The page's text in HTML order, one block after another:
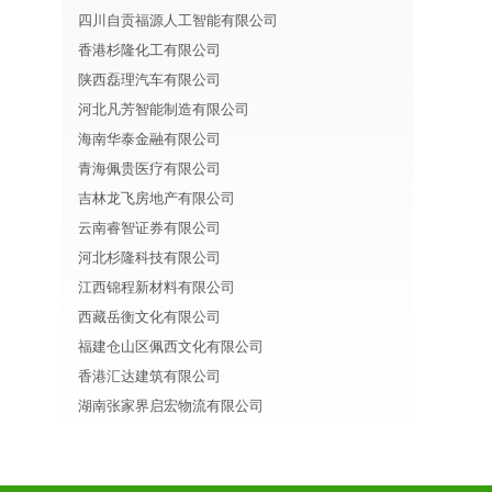
四川自贡福源人工智能有限公司
香港杉隆化工有限公司
陕西磊理汽车有限公司
河北凡芳智能制造有限公司
海南华泰金融有限公司
青海佩贵医疗有限公司
吉林龙飞房地产有限公司
云南睿智证券有限公司
河北杉隆科技有限公司
江西锦程新材料有限公司
西藏岳衡文化有限公司
福建仓山区佩西文化有限公司
香港汇达建筑有限公司
湖南张家界启宏物流有限公司